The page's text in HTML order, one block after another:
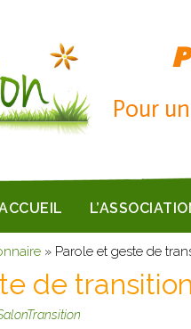
Pour
» Parole et geste de
de